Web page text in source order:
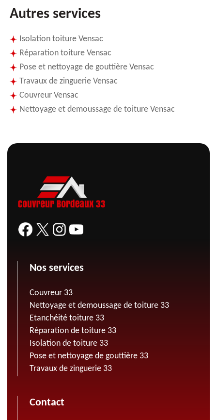
Autres services
Isolation toiture Vensac
Réparation toiture Vensac
Pose et nettoyage de gouttière Vensac
Travaux de zinguerie Vensac
Couvreur Vensac
Nettoyage et demoussage de toiture Vensac
Nos services
Couvreur 33
Nettoyage et demoussage de toiture 33
Etanchéité toiture 33
Réparation de toiture 33
Isolation de toiture 33
Pose et nettoyage de gouttière 33
Travaux de zinguerie 33
Contact